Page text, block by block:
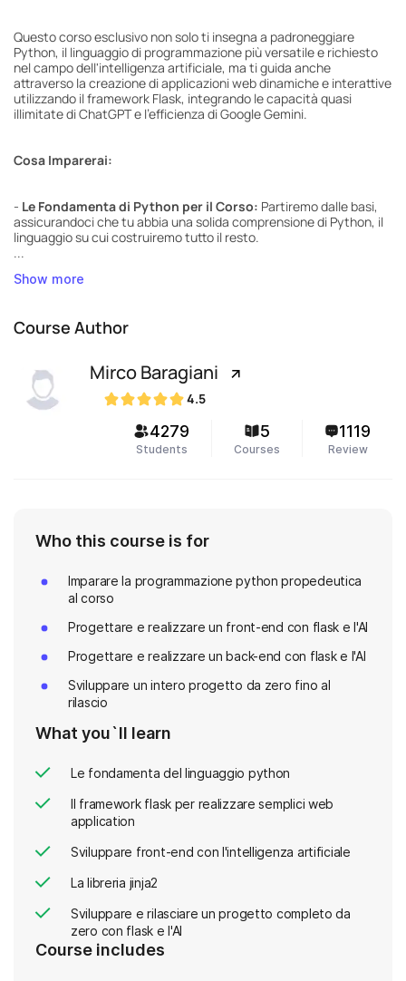
Questo corso esclusivo non solo ti insegna a padroneggiare
Python, il linguaggio di programmazione più versatile e richiesto
nel campo dell'intelligenza artificiale, ma ti guida anche
attraverso la creazione di applicazioni web dinamiche e interattive
utilizzando il framework Flask, integrando le capacità quasi
illimitate di ChatGPT e l'efficienza di Google Gemini.
Cosa Imparerai:
- Le Fondamenta di Python per il Corso: Partiremo dalle basi,
assicurandoci che tu abbia una solida comprensione di Python, il
linguaggio su cui costruiremo tutto il resto.
...
Show more
Course Author
Mirco Baragiani
4.5
4279
Students
5
Courses
1119
Review
Who this course is for
Imparare la programmazione python propedeutica
al corso
Progettare e realizzare un front-end con flask e l'AI
Progettare e realizzare un back-end con flask e l'AI
Sviluppare un intero progetto da zero fino al
rilascio
What you`ll learn
Le fondamenta del linguaggio python
Il framework flask per realizzare semplici web
application
Sviluppare front-end con l'intelligenza artificiale
La libreria jinja2
Sviluppare e rilasciare un progetto completo da
zero con flask e l'AI
Course includes